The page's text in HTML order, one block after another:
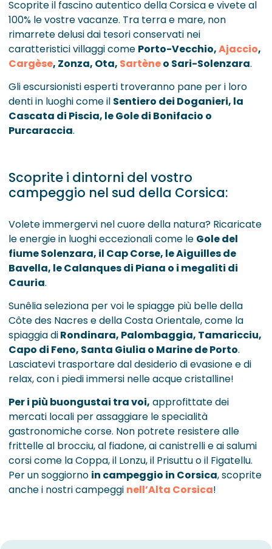
Scoprite il fascino autentico della Corsica e vivete al
100% le vostre vacanze. Tra terra e mare, non
rimarrete delusi dai tesori conservati nei
caratteristici villaggi come Porto-Vecchio,Ajaccio,
Cargèse, Zonza, Ota, Sartèneo Sari-Solenzara.
Gli escursionisti esperti troveranno pane per i loro
denti in luoghi come il Sentiero dei Doganieri, la
Cascata di Piscia, le Gole di Bonifacio o
Purcaraccia.
Scoprite i dintorni del vostro
campeggio nel sud della Corsica:
Volete immergervi nel cuore della natura? Ricaricate
le energie in luoghi eccezionali come le Gole del
fiume Solenzara, il Cap Corse, le Aiguilles de
Bavella, le Calanques di Piana o i megaliti di
Cauria.
Sunêlia seleziona per voi le spiagge più belle della
Côte des Nacres e della Costa Orientale, come la
spiaggia diRondinara, Palombaggia, Tamaricciu,
Capo di Feno, Santa Giulia o Marine de Porto.
Lasciatevi trasportare dal desiderio di evasione e di
relax, con i piedi immersi nelle acque cristalline!
Per i più buongustai tra voi, approfittate dei
mercati locali per assaggiare le specialità
gastronomiche corse. Non potrete resistere alle
frittelle al brocciu, al fiadone, ai canistrelli e ai salumi
corsi come la Coppa, il Lonzu, il Prisuttu o il Figatellu.
Per un soggiorno in campeggio in Corsica, scoprite
anche i nostri campeggi nell’Alta Corsica!